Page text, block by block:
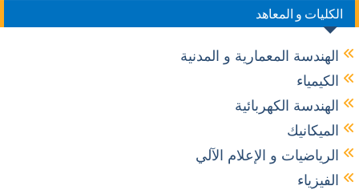
الكليات و المعاهد
الهندسة المعمارية و المدنية
الكيمياء
الهندسة الكهربائية
الميكانيك
الرياضيات و الإعلام الآلي
الفيزياء